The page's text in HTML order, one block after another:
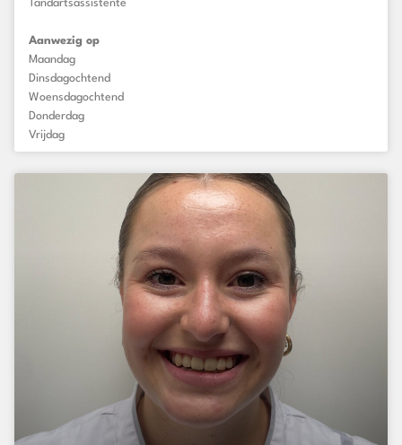
Tandartsassistente
Aanwezig op
Maandag
Dinsdagochtend
Woensdagochtend
Donderdag
Vrijdag